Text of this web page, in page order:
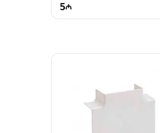
5